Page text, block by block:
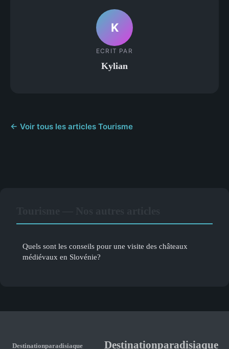
K
ECRIT PAR
Kylian
← Voir tous les articles Tourisme
Quels sont les conseils pour une visite des châteaux
médiévaux en Slovénie?
Destinationparadisiaque